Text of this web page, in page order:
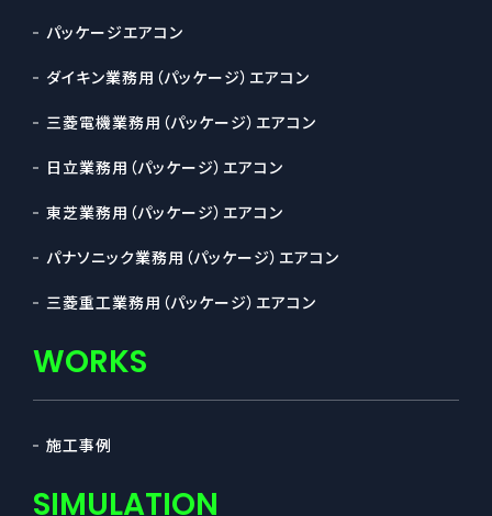
パッケージエアコン
ダイキン業務用（パッケージ）エアコン
三菱電機業務用（パッケージ）エアコン
日立業務用（パッケージ）エアコン
東芝業務用（パッケージ）エアコン
パナソニック業務用（パッケージ）エアコン
三菱重工業務用（パッケージ）エアコン
WORKS
施工事例
SIMULATION